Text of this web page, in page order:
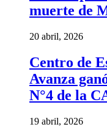
muerte de
20 abril, 2026
Centro de
Avanza
N°4 de la
19 abril, 2026